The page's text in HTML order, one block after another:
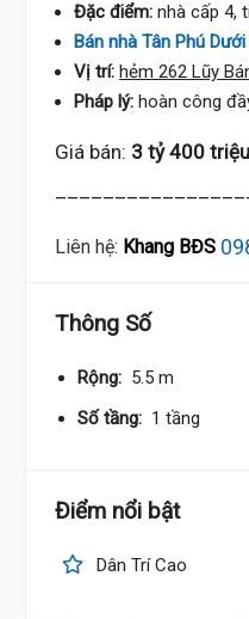
Đặc điểm: nhà cấp 4,
Bán nhà Tân Phú
Vị trí: hẻm 262 Lũy
Pháp lý: hoàn công
Giá bán: 3 tỷ 400 triệu
Liên hệ: Khang BĐS
Thông Số
Rộng: 5.5 m
Số tầng: 1 tầng
Điểm nổi bật
Dân Trí Cao